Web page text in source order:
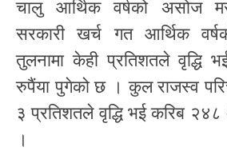
चालु आर्थिक वर्षको असोज
सरकारी खर्च गत आर्थिक
तुलनामा केही प्रतिशतले वृद्धि
रुपैंया पुगेको छ । कुल राजस्व
३ प्रतिशतले वृद्धि भई करिब
।